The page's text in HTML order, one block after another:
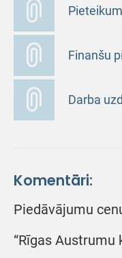
Finanšu
Darba
Komentāri:
Piedāvājumu
“Rīgas